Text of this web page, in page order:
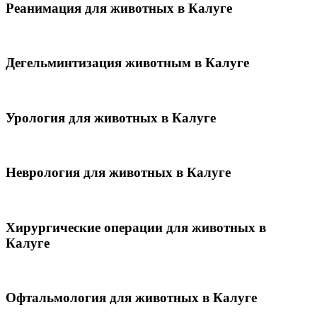
Реанимация для животных в Калуге
Дегельминтизация животным в Калуге
Урология для животных в Калуге
Неврология для животных в Калуге
Хирургические операции для животных в
Калуге
Офтальмология для животных в Калуге